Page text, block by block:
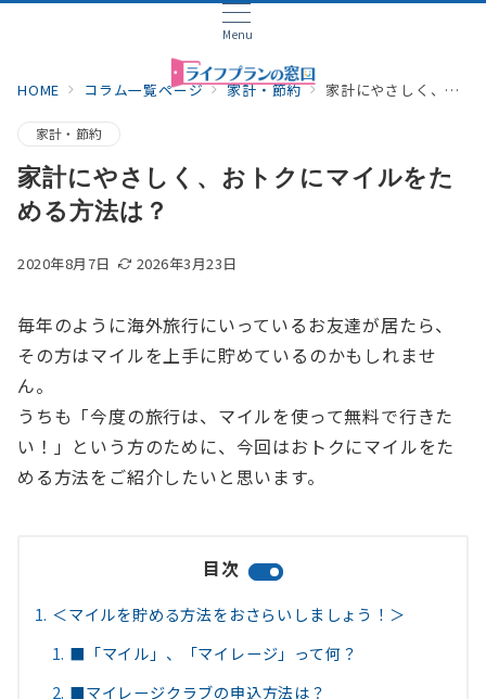
Menu
HOME コラム一覧ページ 家計・節約 家計にやさしく、おトクにマイルをためる方法は？
家計・節約
家計にやさしく、おトクにマイルをた
める方法は？
2020年8月7日 2026年3月23日
毎年のように海外旅行にいっているお友達が居たら、
その方はマイルを上手に貯めているのかもしれませ
ん。
うちも「今度の旅行は、マイルを使って無料で行きた
い！」という方のために、今回はおトクにマイルをた
める方法をご紹介したいと思います。
目次
＜マイルを貯める方法をおさらいしましょう！＞
■「マイル」、「マイレージ」って何？
■マイレージクラブの申込方法は？